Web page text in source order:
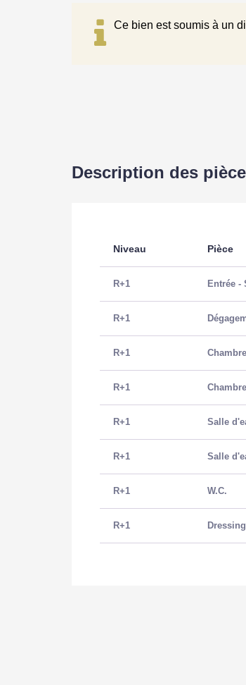
Ce bien est soumis à un
Description des
Niveau Pièce
R+1 Entrée -
R+1
R+1
R+1
R+1 Salle
R+1 Salle
R+1 W.C.
R+1 Dressing